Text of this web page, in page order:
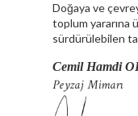
Doğaya ve
toplum yararına
sürdürülebilen
Cemil Hamdi
Peyzaj Mimarı